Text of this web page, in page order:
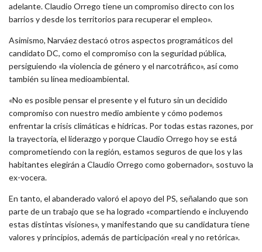
adelante. Claudio Orrego tiene un compromiso directo con los
barrios y desde los territorios para recuperar el empleo».
Asimismo, Narváez destacó otros aspectos programáticos del
candidato DC, como el compromiso con la seguridad pública,
persiguiendo «la violencia de género y el narcotráfico», así como
también su línea medioambiental.
«No es posible pensar el presente y el futuro sin un decidido
compromiso con nuestro medio ambiente y cómo podemos
enfrentar la crisis climáticas e hídricas. Por todas estas razones, por
la trayectoria, el liderazgo y porque Claudio Orrego hoy se está
comprometiendo con la región, estamos seguros de que los y las
habitantes elegirán a Claudio Orrego como gobernador», sostuvo la
ex-vocera.
En tanto, el abanderado valoró el apoyo del PS, señalando que son
parte de un trabajo que se ha logrado «compartiendo e incluyendo
estas distintas visiones», y manifestando que su candidatura tiene
valores y principios, además de participación «real y no retórica».